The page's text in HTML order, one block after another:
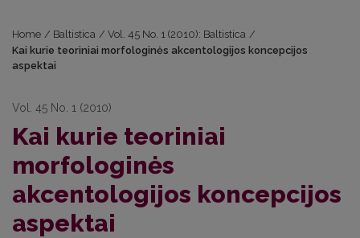
Home / Baltistica / Vol. 45 No. 1 (2010): Baltistica /
Kai kurie teoriniai morfologinės akcentologijos koncepcijos
aspektai
Vol. 45 No. 1 (2010)
Kai kurie teoriniai
morfologinės
akcentologijos koncepcijos
aspektai